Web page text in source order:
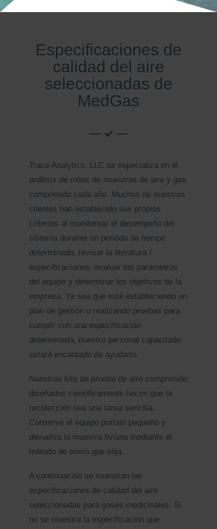
Especificaciones de
calidad del aire
seleccionadas de
MedGas
Trace Analytics, LLC se especializa en el
análisis de miles de muestras de aire y gas
comprimido cada año. Muchos de nuestros
clientes han establecido sus propios
criterios al monitorear el desempeño del
sistema durante un período de tiempo
determinado, revisar la literatura /
especificaciones, evaluar los parámetros
del equipo y determinar los objetivos de la
empresa. Ya sea que esté estableciendo un
plan de gestión o realizando pruebas para
cumplir con una especificación
determinada, nuestro personal capacitado
estará encantado de ayudarlo.
Nuestros kits de prueba de aire comprimido
diseñados científicamente hacen que la
recolección sea una tarea sencilla.
Conserve el equipo portátil pequeño y
devuelva la muestra liviana mediante el
método de envío que elija.
A continuación se muestran las
especificaciones de calidad del aire
seleccionadas para gases medicinales. Si
no se muestra la especificación que